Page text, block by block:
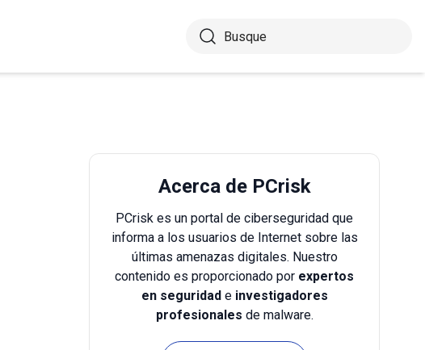
Acerca de PCrisk
PCrisk es un portal de ciberseguridad que
informa a los usuarios de Internet sobre las
últimas amenazas digitales. Nuestro
contenido es proporcionado por expertos
en seguridade investigadores
profesionales de malware.